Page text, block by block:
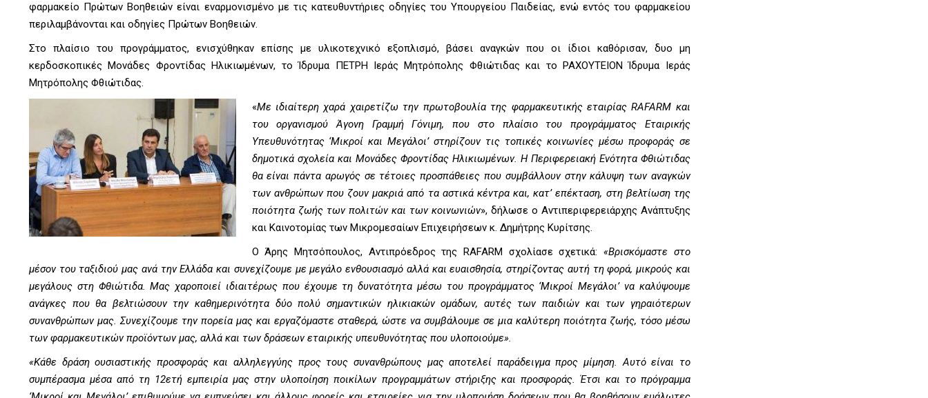
φαρμακείο Πρώτων Βοηθειών είναι εναρμονισμένο με τις κατευθυντήριες οδηγίες του Υπουργείου Παιδείας, ενώ εντός του φαρμακείου
περιλαμβάνονται και οδηγίες Πρώτων Βοηθειών.
Στο πλαίσιο του προγράμματος, ενισχύθηκαν επίσης με υλικοτεχνικό εξοπλισμό, βάσει αναγκών που οι ίδιοι καθόρισαν, δυο μη
κερδοσκοπικές Μονάδες Φροντίδας Ηλικιωμένων, το Ίδρυμα ΠΕΤΡΗ Ιεράς Μητρόπολης Φθιώτιδας και το ΡΑΧΟΥΤΕΙΟΝ Ίδρυμα Ιεράς
Μητρόπολης Φθιώτιδας.
«Με ιδιαίτερη χαρά χαιρετίζω την πρωτοβουλία της φαρμακευτικής εταιρίας RAFARM και
του οργανισμού Άγονη Γραμμή Γόνιμη, που στο πλαίσιο του προγράμματος Εταιρικής
Υπευθυνότητας ‘Μικροί και Μεγάλοι’ στηρίζουν τις τοπικές κοινωνίες μέσω προφοράς σε
δημοτικά σχολεία και Μονάδες Φροντίδας Ηλικιωμένων. Η Περιφερειακή Ενότητα Φθιώτιδας
θα είναι πάντα αρωγός σε τέτοιες προσπάθειες που συμβάλλουν στην κάλυψη των αναγκών
των ανθρώπων που ζουν μακριά από τα αστικά κέντρα και, κατ’ επέκταση, στη βελτίωση της
ποιότητα ζωής των πολιτών και των κοινωνιών», δήλωσε ο Αντιπεριφερειάρχης Ανάπτυξης
και Καινοτομίας των Μικρομεσαίων Επιχειρήσεων κ. Δημήτρης Κυρίτσης.
Ο Άρης Μητσόπουλος, Αντιπρόεδρος της RAFARM σχολίασε σχετικά:«Βρισκόμαστε στο
μέσον του ταξιδιού μας ανά την Ελλάδα και συνεχίζουμε με μεγάλο ενθουσιασμό αλλά και ευαισθησία, στηρίζοντας αυτή τη φορά, μικρούς και
μεγάλους στη Φθιώτιδα. Μας χαροποιεί ιδιαιτέρως που έχουμε τη δυνατότητα μέσω του προγράμματος ‘Μικροί Μεγάλοι’ να καλύψουμε
ανάγκες που θα βελτιώσουν την καθημερινότητα δύο πολύ σημαντικών ηλικιακών ομάδων, αυτές των παιδιών και των γηραιότερων
συνανθρώπων μας. Συνεχίζουμε την πορεία μας και εργαζόμαστε σταθερά, ώστε να συμβάλουμε σε μια καλύτερη ποιότητα ζωής, τόσο μέσω
των φαρμακευτικών προϊόντων μας, αλλά και των δράσεων εταιρικής υπευθυνότητας που υλοποιούμε».
«Κάθε δράση ουσιαστικής προσφοράς και αλληλεγγύης προς τους συνανθρώπους μας αποτελεί παράδειγμα προς μίμηση. Αυτό είναι το
συμπέρασμα μέσα από τη 12ετή εμπειρία μας στην υλοποίηση ποικίλων προγραμμάτων στήριξης και προσφοράς. Έτσι και το πρόγραμμα